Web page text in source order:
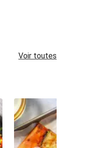
Voir toutes